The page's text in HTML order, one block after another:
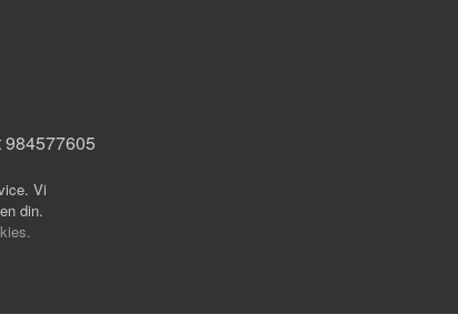
984577605
Vi
din.